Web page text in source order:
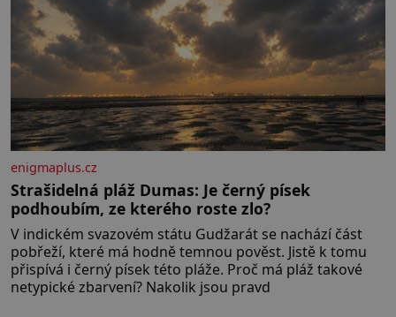
enigmaplus.cz
Strašidelná pláž Dumas: Je černý písek
podhoubím, ze kterého roste zlo?
V indickém svazovém státu Gudžarát se nachází část
pobřeží, které má hodně temnou pověst. Jistě k tomu
přispívá i černý písek této pláže. Proč má pláž takové
netypické zbarvení? Nakolik jsou pravd